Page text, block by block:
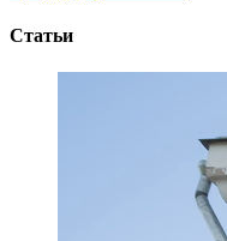
Статьи